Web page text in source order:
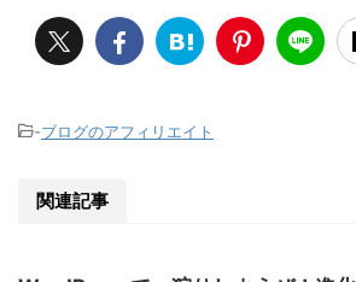
-ブログのアフィリエイト
関連記事